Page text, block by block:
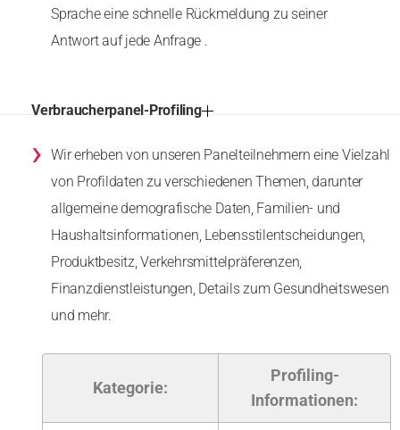
Sprache eine schnelle Rückmeldung zu seiner
Antwort auf jede Anfrage .
Verbraucherpanel-Profiling
› Wir erheben von unseren Panelteilnehmern eine Vielzahl
von Profildaten zu verschiedenen Themen, darunter
allgemeine demografische Daten, Familien- und
Haushaltsinformationen, Lebensstilentscheidungen,
Produktbesitz, Verkehrsmittelpräferenzen,
Finanzdienstleistungen, Details zum Gesundheitswesen
und mehr.
Kategorie:
Profiling-
Informationen: